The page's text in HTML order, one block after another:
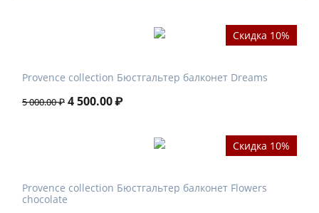
Скидка 10%
Provence collection Бюстгальтер балконет Dreams
5 000.00₽ 4 500.00₽
Скидка 10%
Provence collection Бюстгальтер балконет Flowers
chocolate